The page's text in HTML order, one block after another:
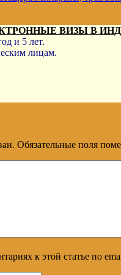
ВИЗЫ В
и 5 лет.
лицам.
Обязательные поля
к этой статье по